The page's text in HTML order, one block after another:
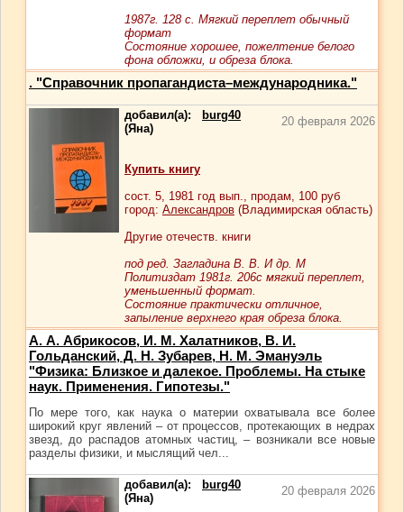
1987г. 128 с. Мягкий переплет обычный
формат
Состояние хорошее, пожелтение белого
фона обложки, и обреза блока.
. "Справочник пропагандиста–международника."
добавил(а):
burg40
(Яна)
20 февраля 2026
Купить книгу
сост. 5, 1981 год вып., продам, 100 руб
город: Александров (Владимирская область)
Другие отечеств. книги
под ред. Загладина В. В. И др. М
Политиздат 1981г. 206с мягкий переплет,
уменьшенный формат.
Состояние практически отличное,
запыление верхнего края обреза блока.
А. А. Абрикосов, И. М. Халатников, В. И.
Гольданский, Д. Н. Зубарев, Н. М. Эмануэль
"Физика: Близкое и далекое. Проблемы. На стыке
наук. Применения. Гипотезы."
По мере того, как наука о материи охватывала все более
широкий круг явлений – от процессов, протекающих в недрах
звезд, до распадов атомных частиц, – возникали все новые
разделы физики, и мыслящий чел...
добавил(а):
burg40
(Яна)
20 февраля 2026